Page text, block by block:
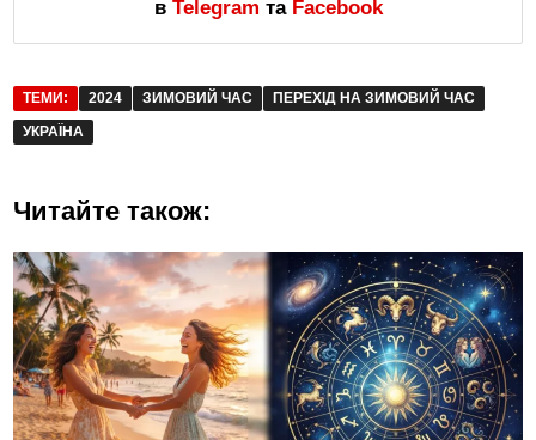
в Telegram та Facebook
ТЕМИ: 2024 ЗИМОВИЙ ЧАС
ПЕРЕХІД НА ЗИМОВИЙ ЧАС
УКРАЇНА
Читайте також: